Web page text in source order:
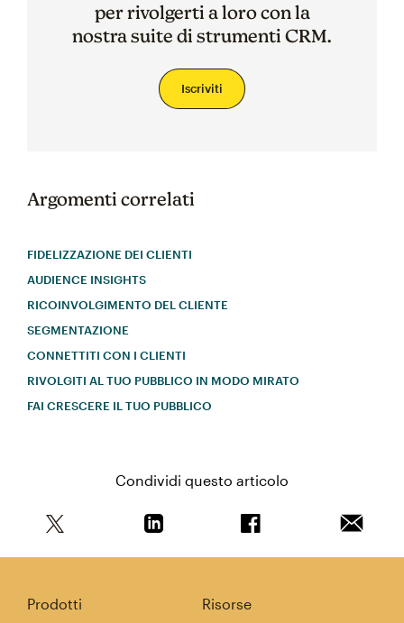
per rivolgerti a loro con la
nostra suite di strumenti CRM.
Iscriviti
Argomenti correlati
FIDELIZZAZIONE DEI CLIENTI
AUDIENCE INSIGHTS
RICOINVOLGIMENTO DEL CLIENTE
SEGMENTAZIONE
CONNETTITI CON I CLIENTI
RIVOLGITI AL TUO PUBBLICO IN MODO MIRATO
FAI CRESCERE IL TUO PUBBLICO
Condividi questo articolo
Prodotti Risorse